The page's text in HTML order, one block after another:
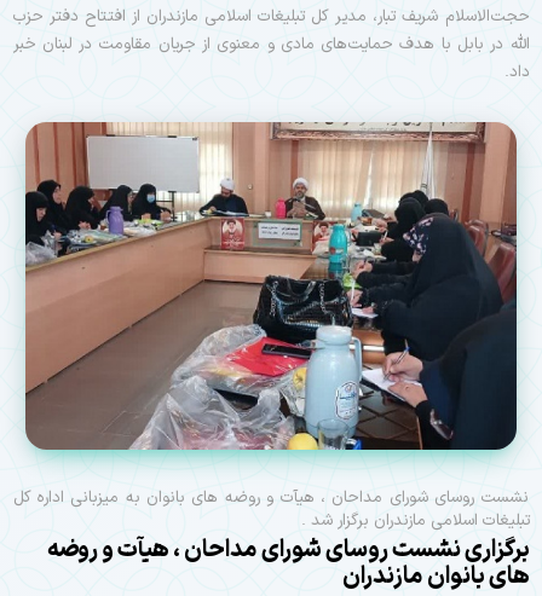
حجت‌الاسلام شریف تبار، مدیر کل تبلیغات اسلامی مازندران از افتتاح دفتر حزب
الله در بابل با هدف حمایت‌های مادی و معنوی از جریان مقاومت در لبنان خبر
داد.
نشست روسای شورای مداحان ، هیآت و روضه های بانوان به میزبانی اداره کل
تبلیغات اسلامی مازندران برگزار شد .
برگزاری نشست روسای شورای مداحان ، هیآت و روضه
های بانوان مازندران